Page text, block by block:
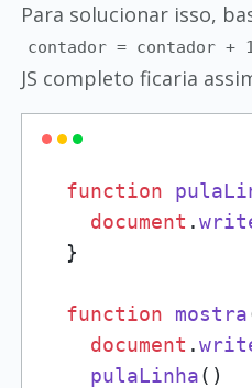
Para solucionar isso,
contador = contador +
JS completo ficaria
function
document .
  }
function mostra
document .
pulaLinha()